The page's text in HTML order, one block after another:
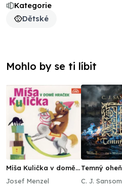
Kategorie
Dětské
Mohlo by se ti líbit
Míša Kulička v domě
Josef Menzel
Temný oheň
C. J. Sansom